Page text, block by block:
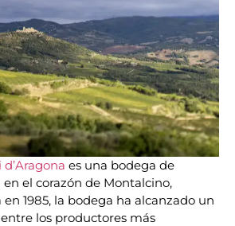
es una bodega de
el corazón de Montalcino,
en 1985, la bodega ha alcanzado un
los productores más